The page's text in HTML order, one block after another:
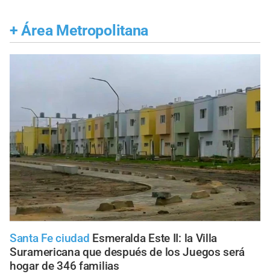
+ Área Metropolitana
Santa Fe ciudad Esmeralda Este II: la Villa
Suramericana que después de los Juegos será
hogar de 346 familias